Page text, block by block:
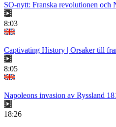
SO-nytt: Franska revolutionen och
8:03
Captivating History | Orsaker till
8:05
Napoleons invasion av Ryssland
18:26